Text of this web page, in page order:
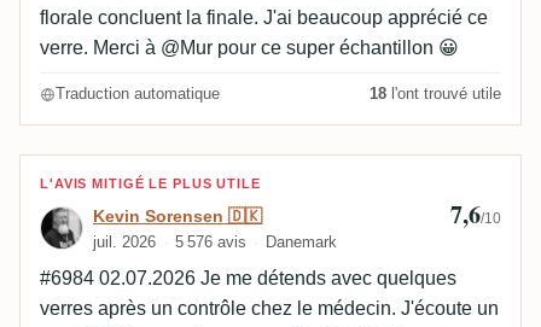
florale concluent la finale. J'ai beaucoup apprécié ce
verre. Merci à @Mur pour ce super échantillon 😀
Traduction automatique 18 l'ont trouvé utile
Avis de Kevin Sorensen 🇩🇰
L'AVIS MITIGÉ LE PLUS UTILE
Kevin Sorensen 🇩🇰
juil. 2026 5 576 avis Danemark
7,6/10
#6984 02.07.2026 Je me détends avec quelques
verres après un contrôle chez le médecin. J'écoute un